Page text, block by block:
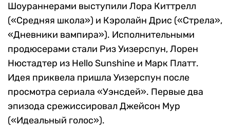
Шоураннерами выступили Лора Киттрелл
(«Средняя школа») и Кэролайн Дрис («Стрела»,
«Дневники вампира»). Исполнительными
продюсерами стали Риз Уизерспун, Лорен
Нюстадтер из Hello Sunshine и Марк Платт.
Идея приквела пришла Уизерспун после
просмотра сериала «Уэнсдей». Первые два
эпизода срежиссировал Джейсон Мур
(«Идеальный голос»).